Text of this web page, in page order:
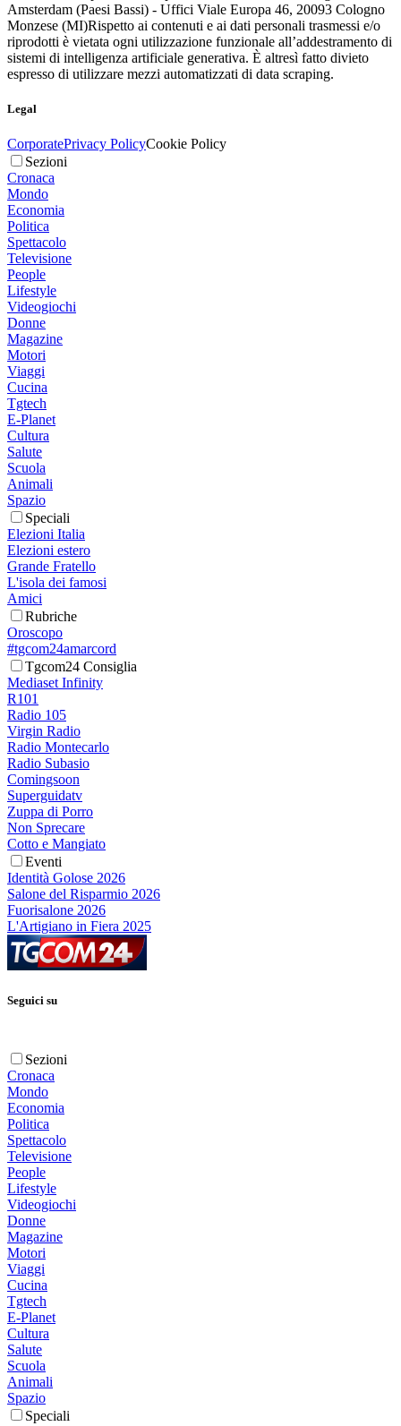
Amsterdam (Paesi Bassi) - Uffici Viale Europa 46, 20093 Cologno
Monzese (MI)Rispetto ai contenuti e ai dati personali trasmessi e/o
riprodotti è vietata ogni utilizzazione funzionale all’addestramento di
sistemi di intelligenza artificiale generativa. È altresì fatto divieto
espresso di utilizzare mezzi automatizzati di data scraping.
Legal
CorporatePrivacy PolicyCookie Policy
Sezioni
Cronaca
Mondo
Economia
Politica
Spettacolo
Televisione
People
Lifestyle
Videogiochi
Donne
Magazine
Motori
Viaggi
Cucina
Tgtech
E-Planet
Cultura
Salute
Scuola
Animali
Spazio
Speciali
Elezioni Italia
Elezioni estero
Grande Fratello
L'isola dei famosi
Amici
Rubriche
Oroscopo
#tgcom24amarcord
Tgcom24 Consiglia
Mediaset Infinity
R101
Radio 105
Virgin Radio
Radio Montecarlo
Radio Subasio
Comingsoon
Superguidatv
Zuppa di Porro
Non Sprecare
Cotto e Mangiato
Eventi
Identità Golose 2026
Salone del Risparmio 2026
Fuorisalone 2026
L'Artigiano in Fiera 2025
Seguici su
Sezioni
Cronaca
Mondo
Economia
Politica
Spettacolo
Televisione
People
Lifestyle
Videogiochi
Donne
Magazine
Motori
Viaggi
Cucina
Tgtech
E-Planet
Cultura
Salute
Scuola
Animali
Spazio
Speciali